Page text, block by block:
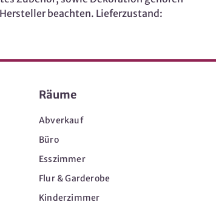
beachten. Lieferzustand:
Räume
Abverkauf
Büro
Esszimmer
Flur & Garderobe
Kinderzimmer